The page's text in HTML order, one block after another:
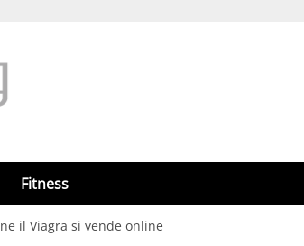
Fitness
il Viagra si vende online